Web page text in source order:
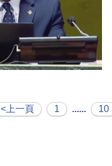
<上一頁 1 ...... 10